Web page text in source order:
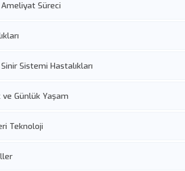
Süreci
Sistemi Hastalıkları
ve Günlük Yaşam
Teknoloji